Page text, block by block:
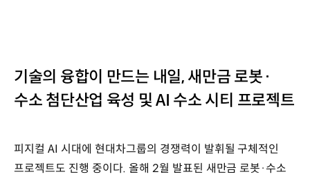
기술의 융합이 만드는 내일, 새만금 로봇·
수소 첨단산업 육성 및 AI 수소 시티 프로젝트
피지컬 AI 시대에 현대차그룹의 경쟁력이 발휘될 구체적인
프로젝트도 진행 중이다. 올해 2월 발표된 새만금 로봇·수소